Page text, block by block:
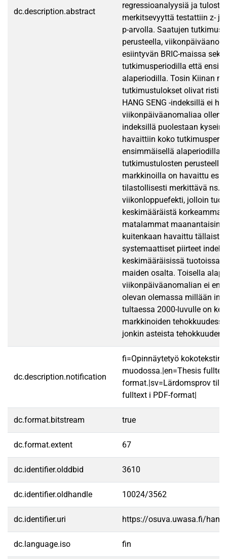
dc.description.abstract
regressioanalyysiä ja
merkitsevyyttä testattiin z- ja
p-arvolla. Saatujen
perusteella,
esiintyvän BRIC-maissa
tutkimusperiodilla että
alaperiodilla. Tosin Kiinan
tutkimustulokset olivat
HANG SENG -indeksillä ei
viikonpäiväanomaliaa
indeksillä puolestaan
havaittiin koko
ensimmäisellä alaperiodilla.
tutkimustulosten perusteella
markkinoilla on havaittu
tilastollisesti merkittävä ns.
viikonloppuefekti, jolloin
keskimääräistä korkeammat
matalammat maanantaisin.
kuitenkaan havaittu tällaista
systemaattiset piirteet
keskimääräisissä tuotoissa
maiden osalta. Toisella
viikonpäiväanomalian ei
olevan olemassa millään
tultaessa 2000-luvulle on
markkinoiden
jonkin asteista tehokkuuden
dc.description.notification
fi=Opinnäytetyö kokotekstinä
muodossa.|en=Thesis
format.|sv=Lärdomsprov
fulltext i PDF-format|
dc.format.bitstream true
dc.format.extent 67
dc.identifier.olddbid 3610
dc.identifier.oldhandle 10024/3562
dc.identifier.uri https://osuva.uwasa.fi/
dc.language.iso fin